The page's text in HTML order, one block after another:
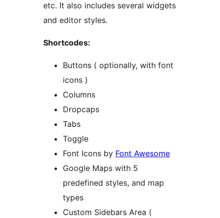
etc. It also includes several widgets
and editor styles.
Shortcodes:
Buttons ( optionally, with font
icons )
Columns
Dropcaps
Tabs
Toggle
Font Icons by Font Awesome
Google Maps with 5
predefined styles, and map
types
Custom Sidebars Area (